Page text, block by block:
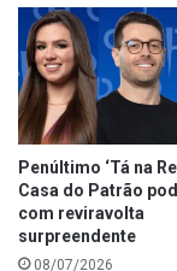
Penúltimo ‘Tá na
Casa do Patrão
com reviravolta
surpreendente
08/07/2026